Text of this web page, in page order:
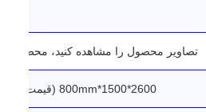
تصاویر محصول را مشاهده کنید، محصول
2600*1500*800mm (قیمت می تواند سفارشی شود)